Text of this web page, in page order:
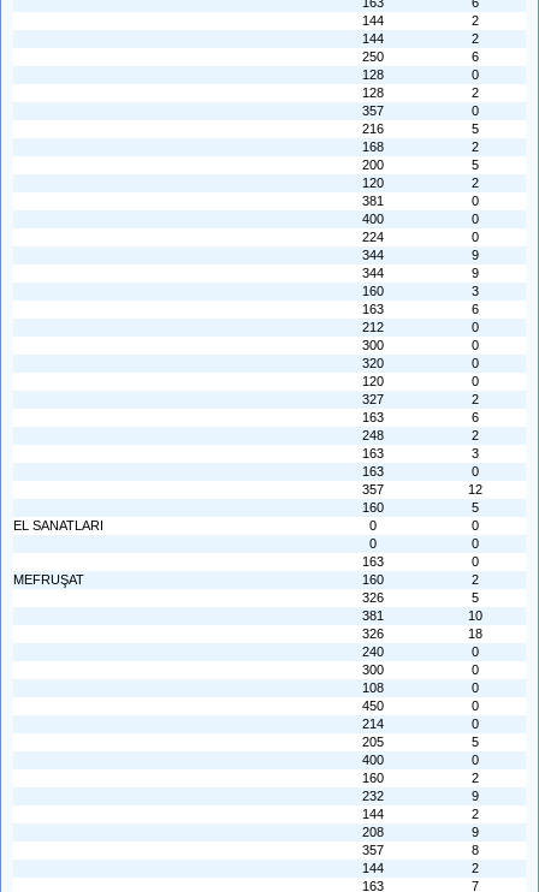
144
2
144
2
250
6
128
0
128
2
357
0
216
5
168
2
200
5
120
2
381
0
400
0
224
0
344
9
344
9
160
3
163
6
212
0
300
0
320
0
120
0
327
2
163
6
248
2
163
3
163
0
357
12
160
5
EL SANATLARI
0
0
0
0
163
0
MEFRUŞAT
160
2
326
5
381
10
326
18
240
0
300
0
108
0
450
0
214
0
205
5
400
0
160
2
232
9
144
2
208
9
357
8
144
2
163
7